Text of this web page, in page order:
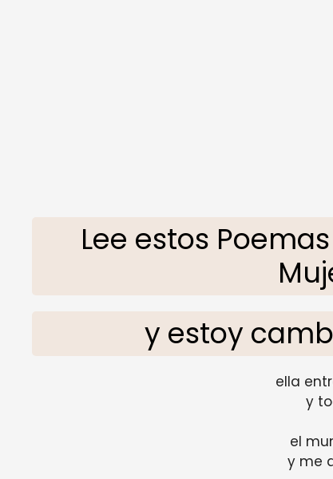
Lee estos
y estoy
ella
y
el
y me